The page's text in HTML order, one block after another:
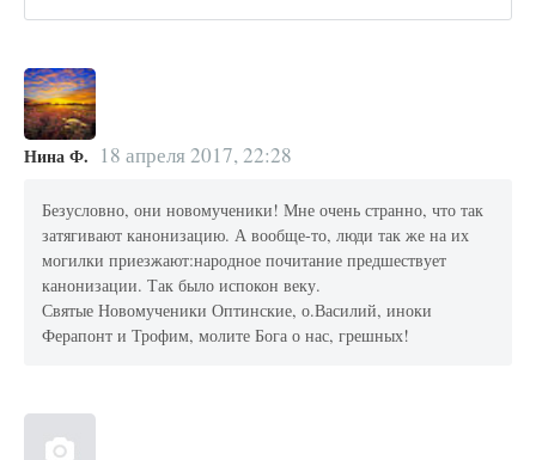
Нина Ф. 18 апреля 2017, 22:28
Безусловно, они новомученики! Мне очень странно, что так
затягивают канонизацию. А вообще-то, люди так же на их
могилки приезжают:народное почитание предшествует
канонизации. Так было испокон веку.
Святые Новомученики Оптинские, о.Василий, иноки
Ферапонт и Трофим, молите Бога о нас, грешных!